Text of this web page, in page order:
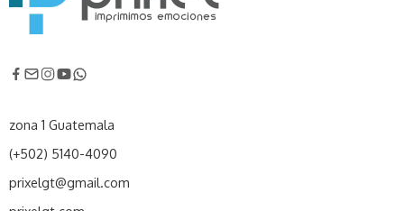
zona 1 Guatemala
(+502) 5140-4090
prixelgt@gmail.com